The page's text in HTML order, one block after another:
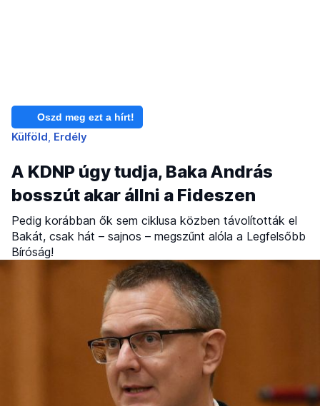
Oszd meg ezt a hírt!
Külföld Erdély
A KDNP úgy tudja, Baka András
bosszút akar állni a Fideszen
Pedig korábban ők sem ciklusa közben távolították el
Bakát, csak hát – sajnos – megszűnt alóla a Legfelsőbb
Bíróság!